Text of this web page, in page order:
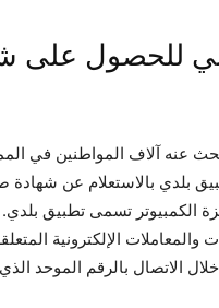
للحصول على
عنه آلاف المواطنين في
بلدي بالاستعلام عن
الكمبيوتر تسمى تطبيق بلدي.
والمعاملات الإلكترونية
الاتصال بالرقم الموحد